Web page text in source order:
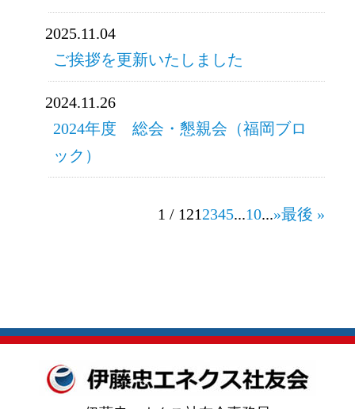
2025.11.04
ご挨拶を更新いたしました
2024.11.26
2024年度 総会・懇親会（福岡ブロ
ック）
1 / 1212345...10...»最後 »